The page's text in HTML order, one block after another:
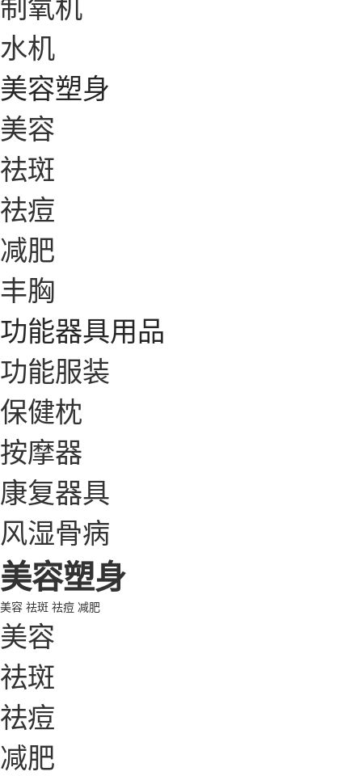
水机
美容塑身
美容
祛斑
祛痘
减肥
丰胸
功能器具用品
功能服装
保健枕
按摩器
康复器具
风湿骨病
美容塑身
美容 祛斑 祛痘 减肥
美容
祛斑
祛痘
减肥